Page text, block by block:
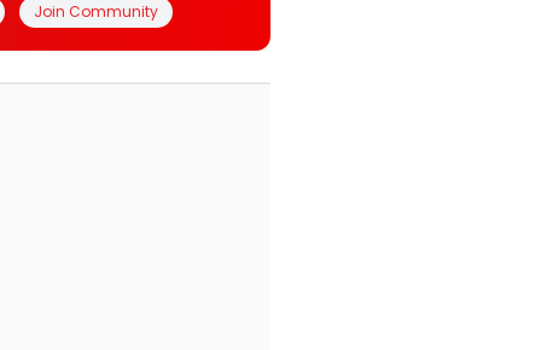
Join Community